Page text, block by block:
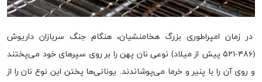
در زمان امپراطوری بزرگ هخامنشیان، هنگام جنگ سربازان داریوش
(۴۸۶-۵۲۱ پیش از میلاد) نوعی نان پهن را بر روی سپرهای خود می‌پختند
و روی آن را با پنیر و خرما می‌پوشاندند. یونانی‌ها پختن این نوع نان‌ را از